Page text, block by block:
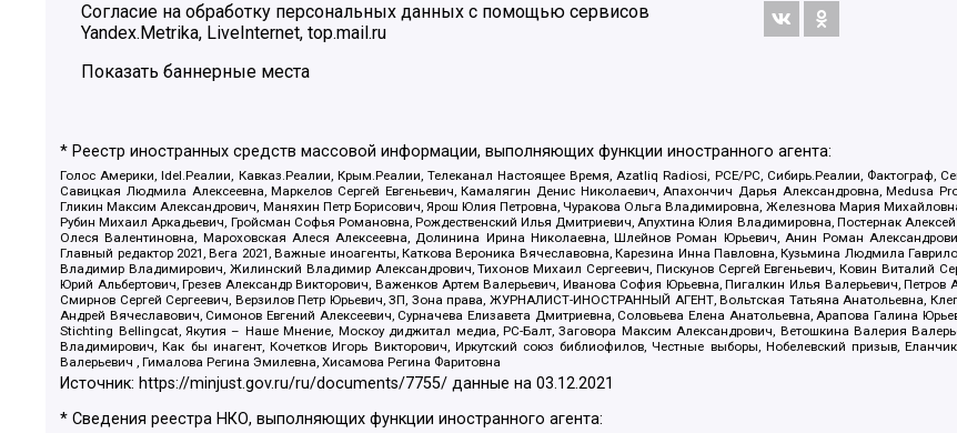
Согласие на обработку персональных данных с помощью сервисов
Yandex.Metrika, LiveInternet, top.mail.ru
Показать баннерные места
* Реестр иностранных средств массовой информации, выполняющих функции иностранного агента:
Голос Америки, Idel.Реалии, Кавказ.Реалии, Крым.Реалии, Телеканал Настоящее Время, Azatliq Radiosi, PCE/PC, Сибирь.Реалии, Фактограф,
Савицкая Людмила Алексеевна, Маркелов Сергей Евгеньевич, Камалягин Денис Николаевич, Апахончич Дарья Александровна, Medusa
Гликин Максим Александрович, Маняхин Петр Борисович, Ярош Юлия Петровна, Чуракова Ольга Владимировна, Железнова Мария
Рубин Михаил Аркадьевич, Гройсман Софья Романовна, Рождественский Илья Дмитриевич, Апухтина Юлия Владимировна, Постернак
Олеся Валентиновна, Мароховская Алеся Алексеевна, Долинина Ирина Николаевна, Шлейнов Роман Юрьевич, Анин Роман
Главный редактор 2021, Вега 2021, Важные иноагенты, Каткова Вероника Вячеславовна, Карезина Инна Павловна, Кузьмина Людмила
Владимир Владимирович, Жилинский Владимир Александрович, Тихонов Михаил Сергеевич, Пискунов Сергей Евгеньевич, Ковин Виталий
Юрий Альбертович, Грезев Александр Викторович, Важенков Артем Валерьевич, Иванова София Юрьевна, Пигалкин Илья Валерьевич,
Смирнов Сергей Сергеевич, Верзилов Петр Юрьевич, ЗП, Зона права, ЖУРНАЛИСТ-ИНОСТРАННЫЙ АГЕНТ, Вольтская Татьяна Анатольевна,
Андрей Вячеславович, Симонов Евгений Алексеевич, Сурначева Елизавета Дмитриевна, Соловьева Елена Анатольевна, Арапова Галина
Stichting Bellingcat, Якутия – Наше Мнение, Москоу диджитал медиа, РС-Балт, Заговора Максим Александрович, Ветошкина Валерия
Владимирович, Как бы инагент, Кочетков Игорь Викторович, Иркутский союз библиофилов, Честные выборы, Нобелевский призыв,
Валерьевич , Гималова Регина Эмилевна, Хисамова Регина Фаритовна
Источник: https://minjust.gov.ru/ru/documents/7755/ данные на03.12.2021
* Сведения реестра НКО, выполняющих функции иностранного агента: